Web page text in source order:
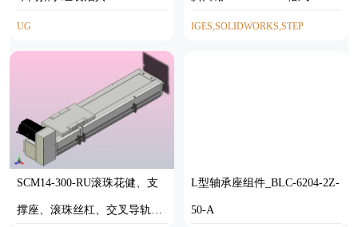
UG IGES,SOLIDWORKS,STEP
SCM14-300-RU滚珠花健、支
撑座、滚珠丝杠、交叉导轨、
L型轴承座组件_BLC-6204-2Z-
50-A